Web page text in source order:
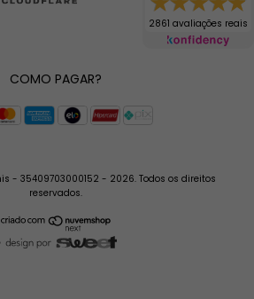
2861 avaliações reais
COMO PAGAR?
- 35409703000152 - 2026. Todos os direitos
reservados.